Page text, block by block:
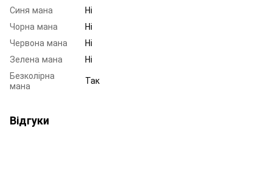
Синя мана
Ні
Чорна мана
Ні
Червона мана
Ні
Зелена мана
Ні
Безколірна
мана
Так
Відгуки